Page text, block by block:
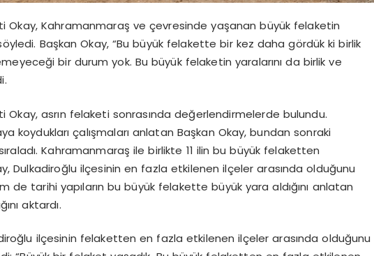
Okay, Kahramanmaraş ve çevresinde yaşanan büyük felaketin
söyledi. Başkan Okay, “Bu büyük felakette bir kez daha gördük ki birlik
bir durum yok. Bu büyük felaketin yaralarını da birlik ve
Okay, asrın felaketi sonrasında değerlendirmelerde bulundu.
koydukları çalışmaları anlatan Başkan Okay, bundan sonraki
Kahramanmaraş ile birlikte 11 ilin bu büyük felaketten
Dulkadiroğlu ilçesinin en fazla etkilenen ilçeler arasında olduğunu
de tarihi yapıların bu büyük felakette büyük yara aldığını anlatan
aktardı.
ilçesinin felaketten en fazla etkilenen ilçeler arasında olduğunu